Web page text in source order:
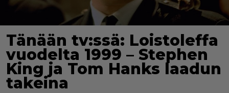
Tänään tv:ssä: Loistoleffa
vuodelta 1999 – Stephen
King ja Tom Hanks laadun
takeina